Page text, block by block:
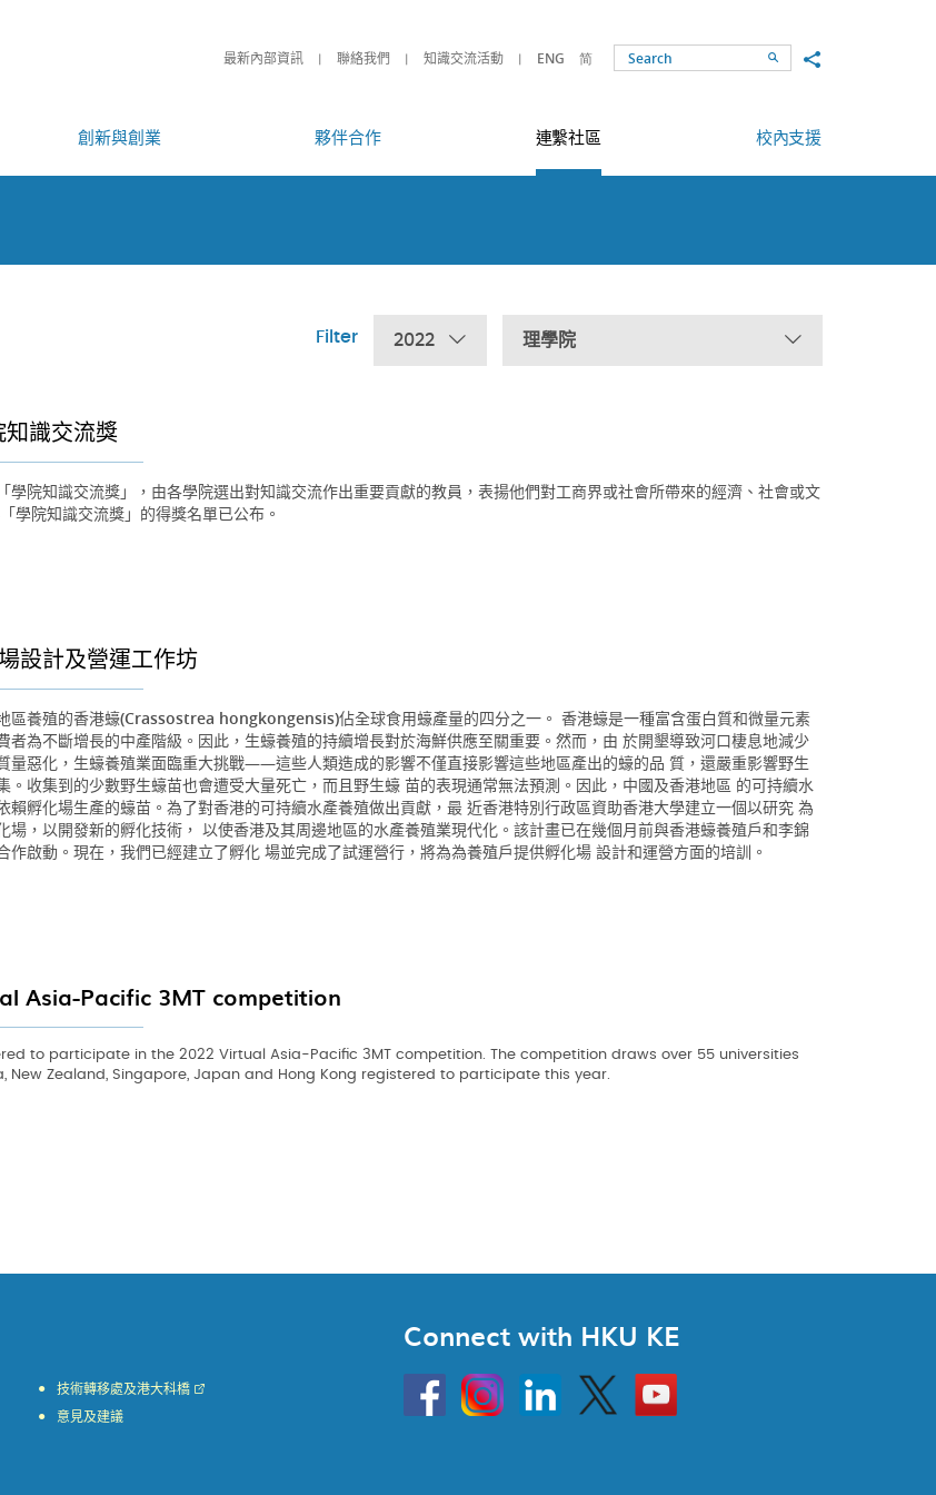
最新內部資訊 聯絡我們 知識交流活動 ENG 简 SearchShare to
創新與創業 夥伴合作 連繫社區 校內支援
Filter 2022 理學院
識交流獎
學院知識交流獎」，由各學院選出對知識交流作出重要貢獻的教員，表揚他們對工商界或社會所帶來的經濟、社會或文
學院知識交流獎」的得獎名單已公布。
設計及營運工作坊
區養殖的香港蠔(Crassostrea hongkongensis)佔全球食用蠔產量的四分之一。 香港蠔是一種富含蛋白質和微量元素
者為不斷增長的中產階級。因此，生蠔養殖的持續增長對於海鮮供應至關重要。然而，由 於開墾導致河口棲息地減少
量惡化，生蠔養殖業面臨重大挑戰——這些人類造成的影響不僅直接影響這些地區產出的蠔的品 質，還嚴重影響野生
。收集到的少數野生蠔苗也會遭受大量死亡，而且野生蠔 苗的表現通常無法預測。因此，中國及香港地區 的可持續水
賴孵化場生產的蠔苗。為了對香港的可持續水產養殖做出貢獻，最 近香港特別行政區資助香港大學建立一個以研究 為
場，以開發新的孵化技術， 以使香港及其周邊地區的水產養殖業現代化。該計畫已在幾個月前與香港蠔養殖戶和李錦
作啟動。現在，我們已經建立了孵化 場並完成了試運營行，將為為養殖戶提供孵化場 設計和運營方面的培訓。
Asia-Pacific 3MT competition
to participate in the 2022 Virtual Asia-Pacific 3MT competition. The competition draws over 55 universities
New Zealand, Singapore, Japan and Hong Kong registered to participate this year.
技術轉移處及港大科橋
意見及建議
Connect with HKU KE
HKU
InstagramLinkedin Twitter
Go
to
HKU